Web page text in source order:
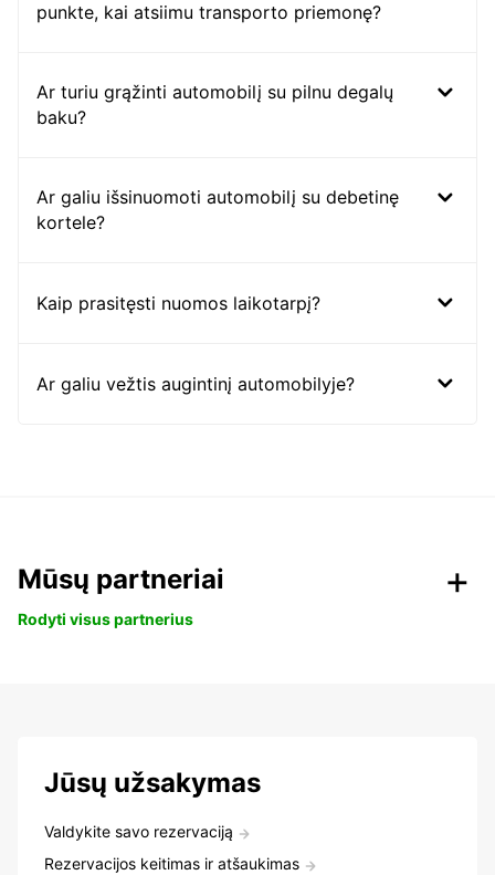
punkte, kai atsiimu transporto priemonę?
Ar turiu grąžinti automobilį su pilnu degalų
baku?
Ar galiu išsinuomoti automobilį su debetinę
kortele?
Kaip prasitęsti nuomos laikotarpį?
Ar galiu vežtis augintinį automobilyje?
Mūsų partneriai
Rodyti visus partnerius
Jūsų užsakymas
Valdykite savo rezervaciją
Rezervacijos keitimas ir atšaukimas